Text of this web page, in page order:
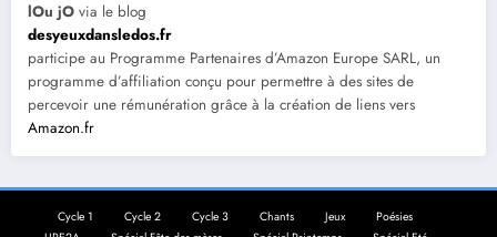
lOu jO via le blog
desyeuxdansledos.fr
participe au Programme Partenaires d’Amazon Europe SARL, un
programme d’affiliation conçu pour permettre à des sites de
percevoir une rémunération grâce à la création de liens vers
Amazon.fr
Cycle 1 Cycle 2 Cycle 3 Chants Jeux
Poésies